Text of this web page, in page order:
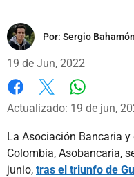
Por: Sergio
19 de Jun, 2022
Facebook
X
Actualizado: 19 de jun,
La Asociación Bancaria
Colombia, Asobancaria,
junio, tras el triunfo de